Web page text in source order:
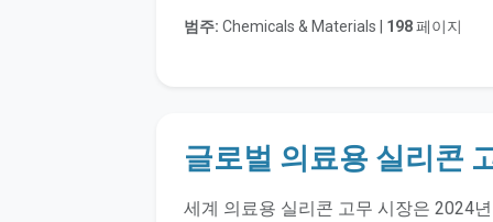
범주: Chemicals & Materials | 198페이지
글로벌 의료용 실리콘
세계 의료용 실리콘 고무 시장은 2024